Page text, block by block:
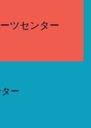
ツセンター
ー